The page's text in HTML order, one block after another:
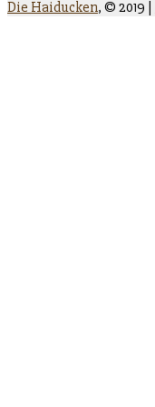
Die Haiducken, © 2019 |